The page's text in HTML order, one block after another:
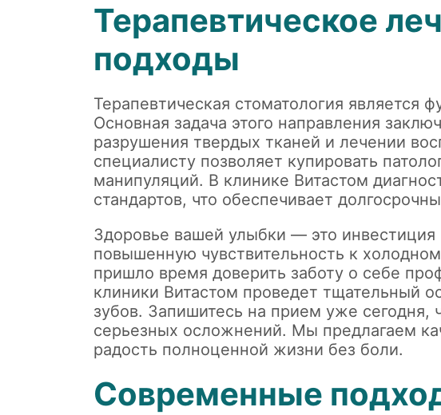
Терапевтическое
подходы
Терапевтическая стоматология является
Основная задача этого направления
разрушения твердых тканей и лечении
специалисту позволяет купировать
манипуляций. В клинике Витастом
стандартов, что обеспечивает
Здоровье вашей улыбки — это
повышенную чувствительность к
пришло время доверить заботу о себе
клиники Витастом проведет тщательный
зубов. Запишитесь на прием уже сегодня,
серьезных осложнений. Мы предлагаем
радость полноценной жизни без боли.
Современные